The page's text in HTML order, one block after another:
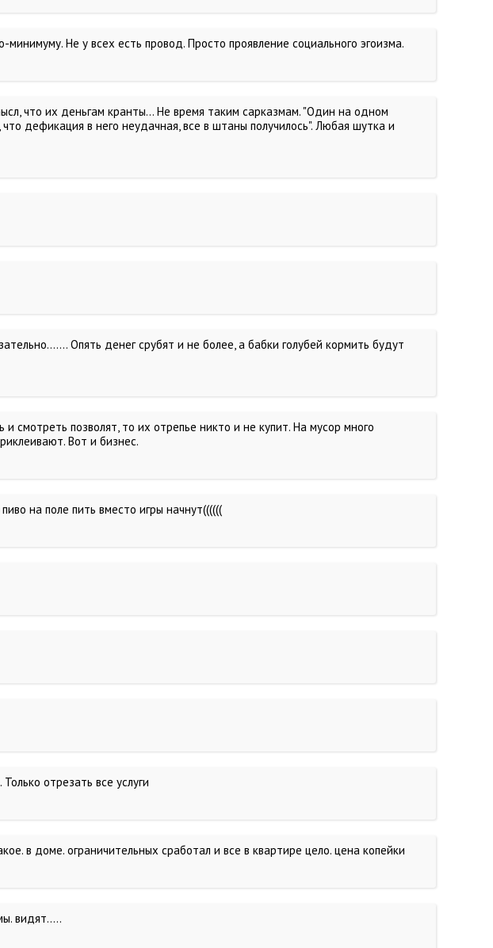
Не у всех есть провод. Просто проявление социального эгоизма.
что их деньгам кранты... Не время таким сарказмам. "Один на одном
дефикация в него неудачная, все в штаны получилось". Любая шутка и
Опять денег срубят и не более, а бабки голубей кормить будут
смотреть позволят, то их отрепье никто и не купит. На мусор много
Вот и бизнес.
на поле пить вместо игры начнут((((((
отрезать все услуги
в доме. ограничительных сработал и все в квартире цело. цена копейки
видят…..